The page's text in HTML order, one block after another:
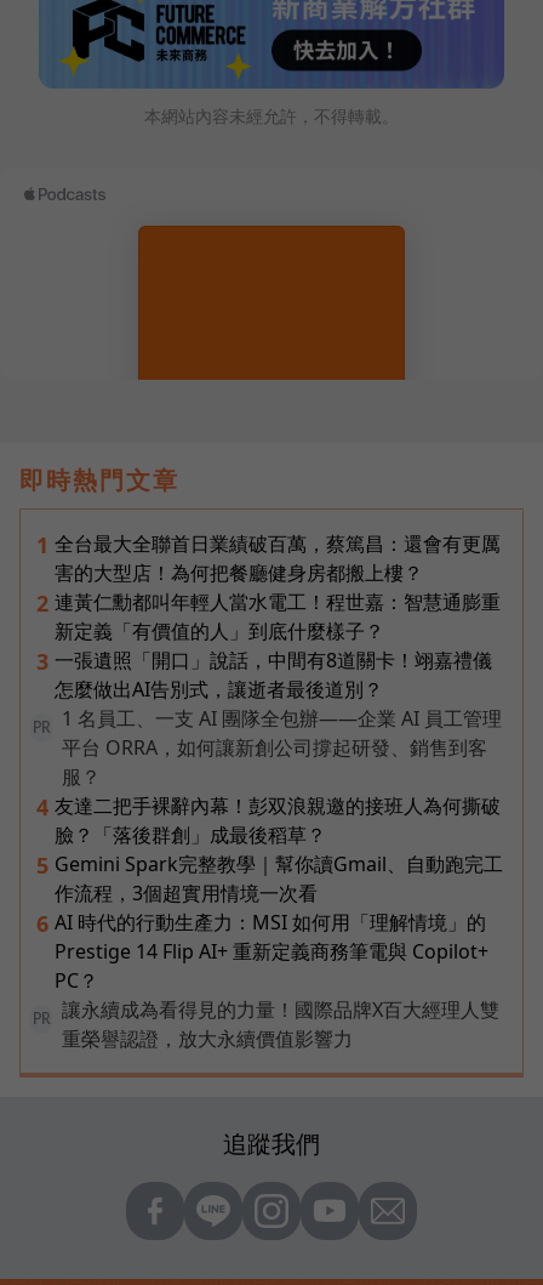
本網站內容未經允許，不得轉載。
即時熱門文章
1 全台最大全聯首日業績破百萬，蔡篤昌：還會有更厲
害的大型店！為何把餐廳健身房都搬上樓？
2 連黃仁勳都叫年輕人當水電工！程世嘉：智慧通膨重
新定義「有價值的人」到底什麼樣子？
3 一張遺照「開口」說話，中間有8道關卡！翊嘉禮儀
怎麼做出AI告別式，讓逝者最後道別？
PR
1 名員工、一支 AI 團隊全包辦——企業 AI 員工管理
平台 ORRA，如何讓新創公司撐起研發、銷售到客
服？
4 友達二把手裸辭內幕！彭双浪親邀的接班人為何撕破
臉？「落後群創」成最後稻草？
5 Gemini Spark完整教學｜幫你讀Gmail、自動跑完工
作流程，3個超實用情境一次看
6 AI 時代的行動生產力：MSI 如何用「理解情境」的
Prestige 14 Flip AI+ 重新定義商務筆電與 Copilot+
PC？
PR
讓永續成為看得見的力量！國際品牌X百大經理人雙
重榮譽認證，放大永續價值影響力
追蹤我們